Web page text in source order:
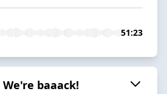
51:23
We're baaack!